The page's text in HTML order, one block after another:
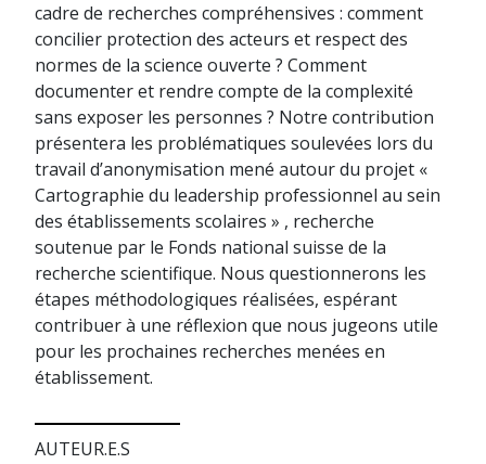
cadre de recherches compréhensives : comment
concilier protection des acteurs et respect des
normes de la science ouverte ? Comment
documenter et rendre compte de la complexité
sans exposer les personnes ? Notre contribution
présentera les problématiques soulevées lors du
travail d’anonymisation mené autour du projet «
Cartographie du leadership professionnel au sein
des établissements scolaires » , recherche
soutenue par le Fonds national suisse de la
recherche scientifique. Nous questionnerons les
étapes méthodologiques réalisées, espérant
contribuer à une réflexion que nous jugeons utile
pour les prochaines recherches menées en
établissement.
AUTEUR.E.S